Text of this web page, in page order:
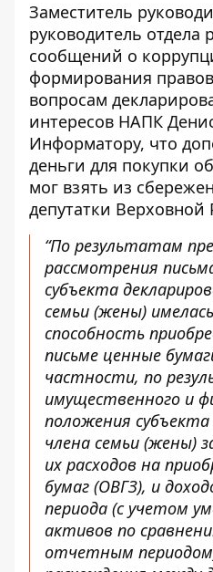
Заместитель
руководитель отдела
сообщений о
формирования
вопросам
интересов НАПК
Информатору, что
деньги для покупки
мог взять из
депутатки
“По результатам
рассмотрения
субъекта
семьи (жены)
способность
письме ценные
частности, по
имущественного и
положения
члена семьи (жены)
их расходов на
бумаг (ОВГЗ), и
периода (с учетом
активов по
отчетным